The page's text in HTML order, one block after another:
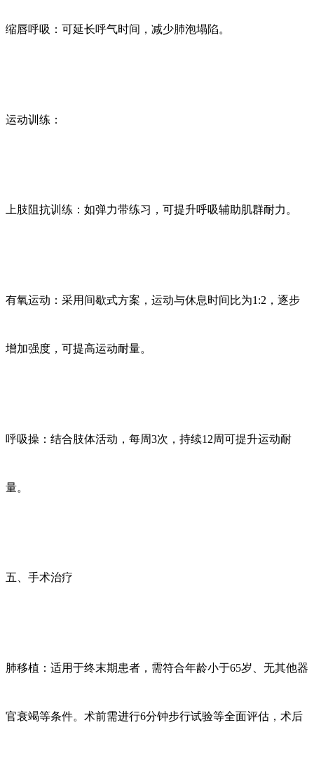
缩唇呼吸：可延长呼气时间，减少肺泡塌陷。
运动训练：
上肢阻抗训练：如弹力带练习，可提升呼吸辅助肌群耐力。
有氧运动：采用间歇式方案，运动与休息时间比为1:2，逐步
增加强度，可提高运动耐量。
呼吸操：结合肢体活动，每周3次，持续12周可提升运动耐
量。
五、手术治疗
肺移植：适用于终末期患者，需符合年龄小于65岁、无其他器
官衰竭等条件。术前需进行6分钟步行试验等全面评估，术后